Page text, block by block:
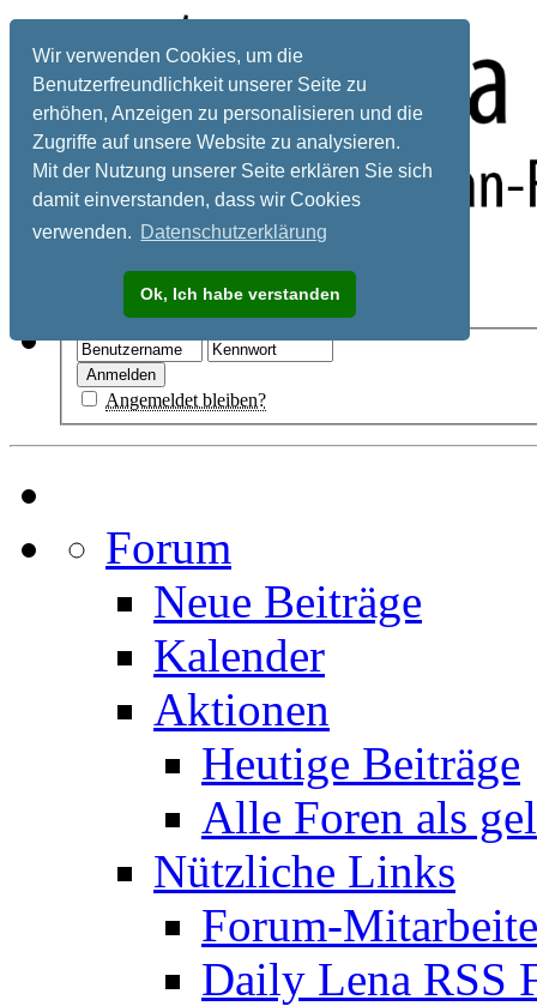
Wir verwenden Cookies, um die
Benutzerfreundlichkeit unserer Seite zu
erhöhen, Anzeigen zu personalisieren und die
Zugriffe auf unsere Website zu analysieren.
Mit der Nutzung unserer Seite erklären Sie sich
damit einverstanden, dass wir Cookies
verwenden. Datenschutzerklärung
Ok, Ich habe verstanden
Registrieren
Angemeldet bleiben?
Forum
Neue Beiträge
Kalender
Aktionen
Heutige Beiträge
Alle Foren als
Nützliche Links
Forum-
Daily Lena RSS